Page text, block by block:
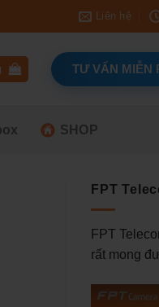
Liên hệ
TƯ VẤN MIỄN
SHOP
FPT
FPT
rất mong